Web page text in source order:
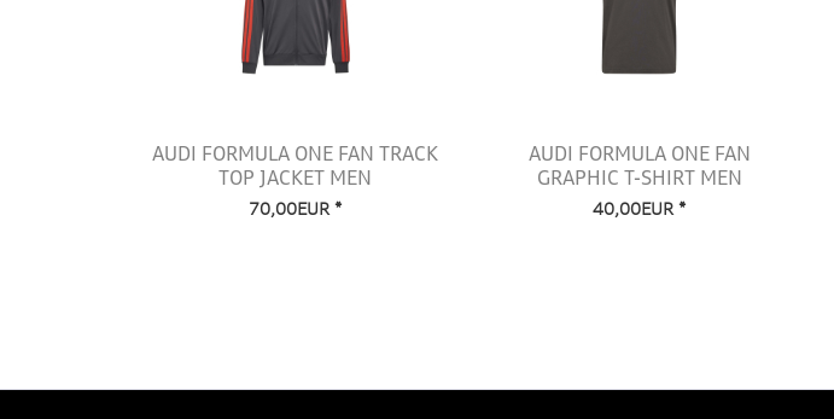
AUDI FORMULA ONE FAN TRACK
TOP JACKET MEN
70,00EUR *
AUDI FORMULA ONE FAN
GRAPHIC T-SHIRT MEN
40,00EUR *